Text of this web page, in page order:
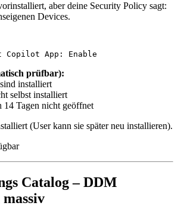
aber deine Security Policy sagt:
Devices.
prüfbar):
installiert
selbst installiert
Tagen nicht geöffnet
(User kann sie später neu installieren).
Catalog – DDM